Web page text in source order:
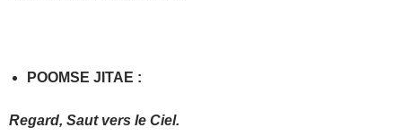
POOMSE JITAE :
Regard, Saut vers le Ciel.